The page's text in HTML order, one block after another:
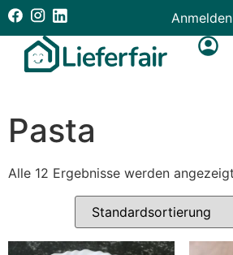
Anmelden
Pasta
Alle 12 Ergebnisse werden angezeigt